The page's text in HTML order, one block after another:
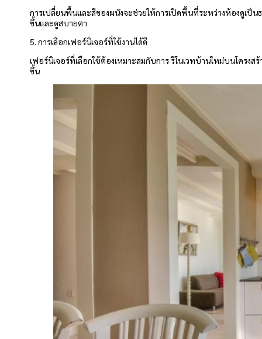
การเปลี่ยนพื้นและสีของผนังจะช่วยให้การเปิดพื้นที่ระหว่างห้องดูเป็
ขึ้นและดูสบายตา
5. การเลือกเฟอร์นิเจอร์ที่ใช้งานได้ดี
เฟอร์นิเจอร์ที่เลือกใช้ต้องเหมาะสมกับการ รีโนเวทบ้านใหม่บนโครง
ขึ้น